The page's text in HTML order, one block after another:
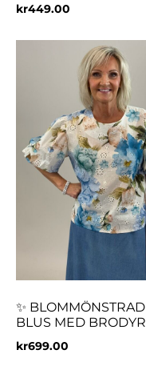
kr449.00
✨ BLOMMÖNSTRAD
BLUS MED BRODYR
kr699.00